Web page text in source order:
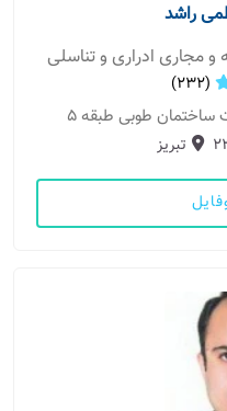
راشد
مجاری ادراری و تناسلی
(232)
تبریز